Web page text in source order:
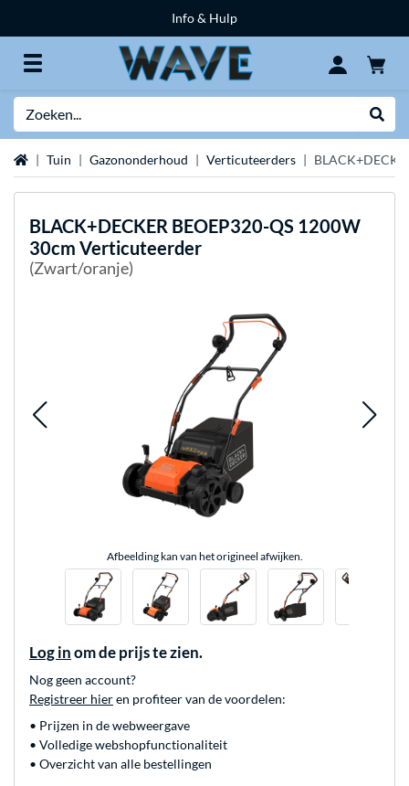
Info & Hulp
HomeTuin Gazononderhoud Verticuteerders
BLACK+DECKER BEOEP320-QS 1200W
30cm Verticuteerder
(Zwart/oranje)
Afbeelding kan van het origineel afwijken.
Log in om de prijs te zien.
Nog geen account?
Registreer hieren profiteer van de voordelen:
• Prijzen in de webweergave
• Volledige webshopfunctionaliteit
• Overzicht van alle bestellingen